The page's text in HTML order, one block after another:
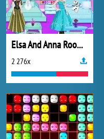
Elsa And Anna Room Decoration
2 276x